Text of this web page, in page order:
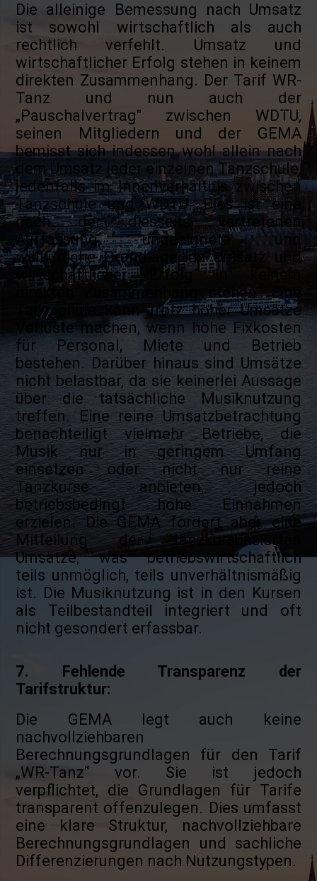
Die alleinige Bemessung nach Umsatz
ist sowohl wirtschaftlich als auch
rechtlich verfehlt. Umsatz und
wirtschaftlicher Erfolg stehen in keinem
direkten Zusammenhang. Der Tarif WR-
Tanz und nun auch der
„Pauschalvertrag" zwischen WDTU,
seinen Mitgliedern und der GEMA
bemisst sich indessen wohl allein nach
dem Umsatz jeder einzelnen Tanzschule,
jedenfalls im Innenverhältnis zwischen
Tanzschule und WDTU. Dies ist eine
nach der diesseits vertretenen
Auffassung ungeeignete und
willkürliche Grundlage, da Umsatz und
wirtschaftlicher Erfolg in keinem
direkten Zusammenhang stehen. Eine
Tanzschule kann trotz hoher Umsätze
Verluste machen, wenn hohe Fixkosten
für Personal, Miete und Betrieb
bestehen. Darüber hinaus sind Umsätze
nicht belastbar, da sie keinerlei Aussage
über die tatsächliche Musiknutzung
treffen. Eine reine Umsatzbetrachtung
benachteiligt vielmehr Betriebe, die
Musik nur in geringem Umfang
einsetzen oder nicht nur reine
Tanzkurse anbieten, jedoch
betriebsbedingt hohe Einnahmen
erzielen. Die GEMA fordert aber eine
Mitteilung der tanzkursbasierten
Umsätze, was betriebswirtschaftlich
teils unmöglich, teils unverhältnismäßig
ist. Die Musiknutzung ist in den Kursen
als Teilbestandteil integriert und oft
nicht gesondert erfassbar.
7. Fehlende Transparenz der
Tarifstruktur:
Die GEMA legt auch keine
nachvollziehbaren
Berechnungsgrundlagen für den Tarif
„WR-Tanz“ vor. Sie ist jedoch
verpflichtet, die Grundlagen für Tarife
transparent offenzulegen. Dies umfasst
eine klare Struktur, nachvollziehbare
Berechnungsgrundlagen und sachliche
Differenzierungen nach Nutzungstypen.